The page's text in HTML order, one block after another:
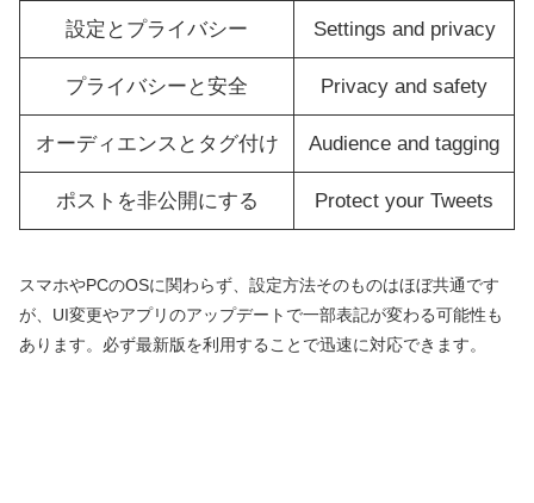
設定とプライバシー Settings and privacy
プライバシーと安全 Privacy and safety
オーディエンスとタグ付け Audience and tagging
ポストを非公開にする Protect your Tweets
スマホやPCのOSに関わらず、設定方法そのものはほぼ共通です
が、UI変更やアプリのアップデートで一部表記が変わる可能性も
あります。必ず最新版を利用することで迅速に対応できます。